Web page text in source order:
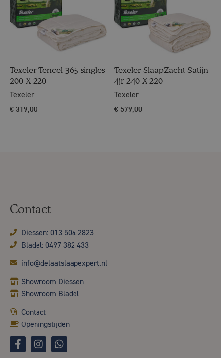
Texeler Tencel 365 singles
200 X 220
Texeler
€ 319,00
Texeler SlaapZacht Satijn
4jr 240 X 220
Texeler
€ 579,00
Contact
Diessen: 013 504 2823
Bladel: 0497 382 433
info@delaatslaapexpert.nl
Showroom Diessen
Showroom Bladel
Contact
Openingstijden